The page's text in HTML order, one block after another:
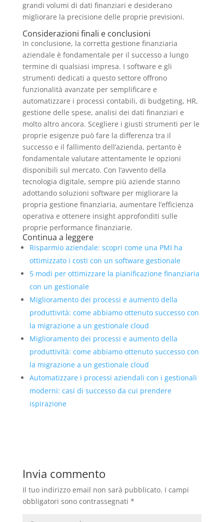
grandi volumi di dati finanziari e desiderano
migliorare la precisione delle proprie previsioni.
Considerazioni finali e conclusioni
In conclusione, la corretta gestione finanziaria
aziendale è fondamentale per il successo a lungo
termine di qualsiasi impresa. I software e gli
strumenti dedicati a questo settore offrono
funzionalità avanzate per semplificare e
automatizzare i processi contabili, di budgeting, HR,
gestione delle spese, analisi dei dati finanziari e
molto altro ancora. Scegliere i giusti strumenti per le
proprie esigenze può fare la differenza tra il
successo e il fallimento dell’azienda, pertanto è
fondamentale valutare attentamente le opzioni
disponibili sul mercato. Con l’avvento della
tecnologia digitale, sempre più aziende stanno
adottando soluzioni software per migliorare la
propria gestione finanziaria, aumentare l’efficienza
operativa e ottenere insight approfonditi sulle
proprie performance finanziarie.
Continua a leggere
Risparmio aziendale: scopri come una PMI ha
ottimizzato i costi con un software gestionale
5 modi per ottimizzare la pianificazione finanziaria
con un gestionale
Miglioramento dei processi e aumento della
produttività: come abbiamo ottenuto successo con
la migrazione a un gestionale cloud
Miglioramento dei processi e aumento della
produttività: come abbiamo ottenuto successo con
la migrazione a un gestionale cloud
Automatizzare i processi aziendali con i gestionali
moderni: casi di successo da cui prendere
ispirazione
Invia commento
Il tuo indirizzo email non sarà pubblicato. I campi
obbligatori sono contrassegnati *